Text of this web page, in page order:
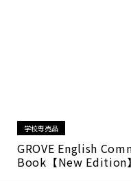
学校専売品
GROVE English
Book【New Edition】